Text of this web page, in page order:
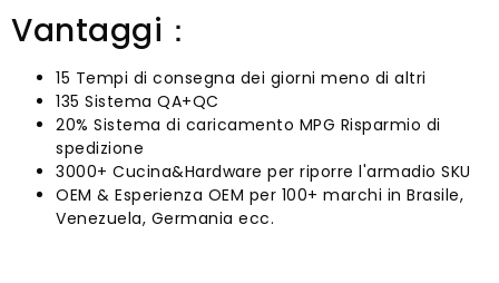
Vantaggi：
15 Tempi di consegna dei giorni meno di altri
135 Sistema QA+QC
20% Sistema di caricamento MPG Risparmio di
spedizione
3000+ Cucina&Hardware per riporre l'armadio SKU
OEM & Esperienza OEM per 100+ marchi in Brasile,
Venezuela, Germania ecc.